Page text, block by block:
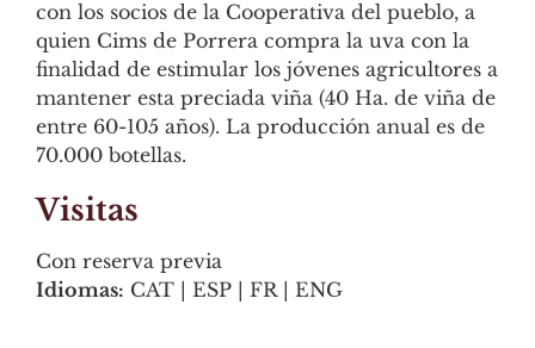
con los socios de la Cooperativa del pueblo, a
quien Cims de Porrera compra la uva con la
finalidad de estimular los jóvenes agricultores a
mantener esta preciada viña (40 Ha. de viña de
entre 60-105 años). La producción anual es de
70.000 botellas.
Visitas
Con reserva previa
Idiomas: CAT | ESP | FR | ENG